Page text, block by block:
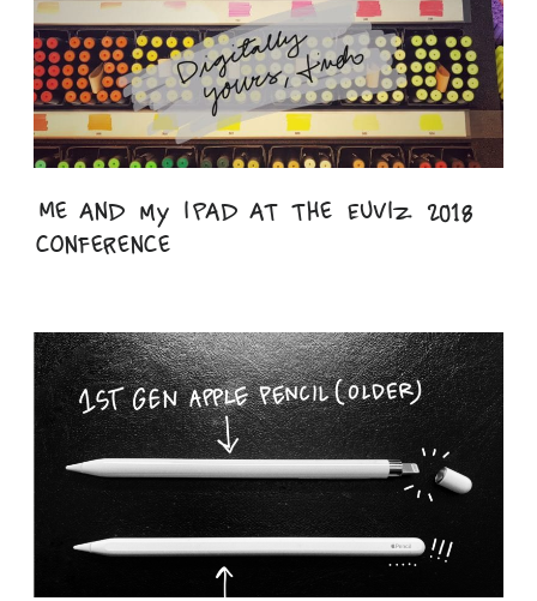
Me and my iPad at the EuViz 2018
conference